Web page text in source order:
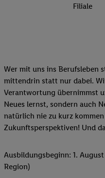
Filiale
Wer mit uns ins Berufsleben
mittendrin statt nur dabei.
Verantwortung übernimmst
Neues lernst, sondern auch
natürlich nie zu kurz
Zukunftsperspektiven! Und
Ausbildungsbeginn: 1.
Region)